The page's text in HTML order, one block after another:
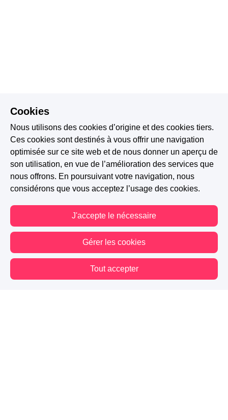
Cookies
Nous utilisons des cookies d’origine et des cookies tiers.
Ces cookies sont destinés à vous offrir une navigation
optimisée sur ce site web et de nous donner un aperçu de
son utilisation, en vue de l’amélioration des services que
nous offrons. En poursuivant votre navigation, nous
considérons que vous acceptez l’usage des cookies.
J'accepte le nécessaire
Gérer les cookies
Tout accepter